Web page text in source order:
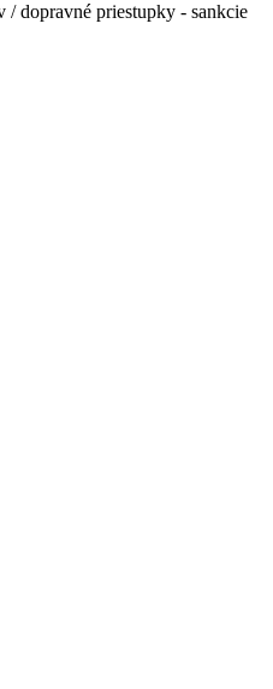
dopravné priestupky - sankcie